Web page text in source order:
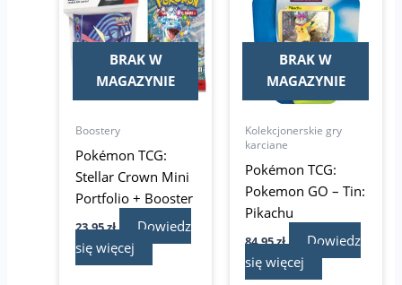
BRAK W
MAGAZYNIE
Boostery
Pokémon TCG:
Stellar Crown Mini
Portfolio + Booster
23,95zł
Dowiedz
się więcej
BRAK W
MAGAZYNIE
Kolekcjonerskie gry
karciane
Pokémon TCG:
Pokemon GO – Tin:
Pikachu
84,95zł
Dowiedz
się więcej